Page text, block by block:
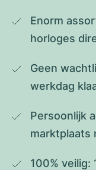
Enorm
horloges
Geen
werkdag
Persoonlijk
marktplaats
100% veilig: